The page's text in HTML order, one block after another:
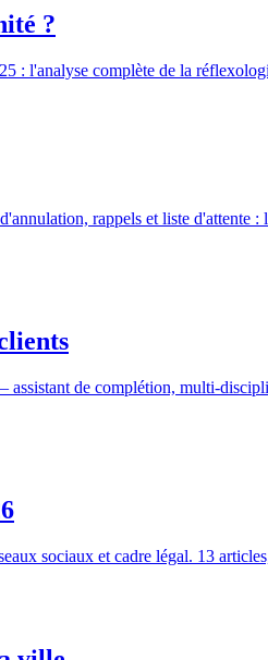
?
l'analyse complète de la
rappels et liste d'attente :
de complétion, multi-
sociaux et cadre légal. 13